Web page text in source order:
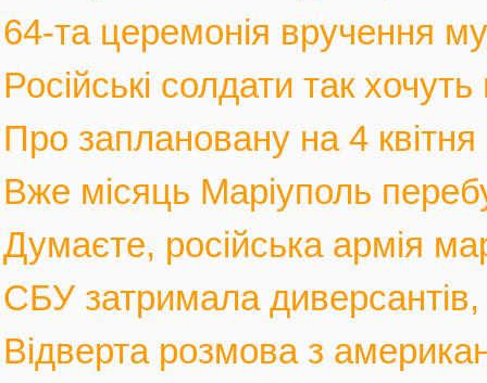
64-та церемонія вручення
Російські солдати так
Про заплановану на 4
Вже місяць Маріуполь
Думаєте, російська армія
СБУ затримала диверсантів,
Відверта розмова з